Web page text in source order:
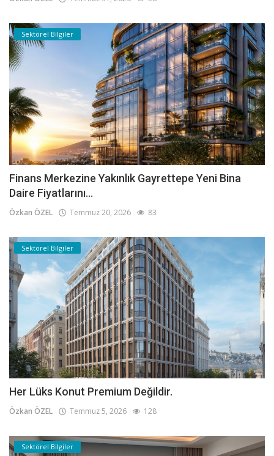
Sektörel Bilgiler
Finans Merkezine Yakınlık Gayrettepe Yeni Bina
Daire Fiyatlarını...
Özkan ÖZEL Temmuz 20, 2026 83
Sektörel Bilgiler
Her Lüks Konut Premium Değildir.
Özkan ÖZEL Temmuz 5, 2026 128
Sektörel Bilgiler